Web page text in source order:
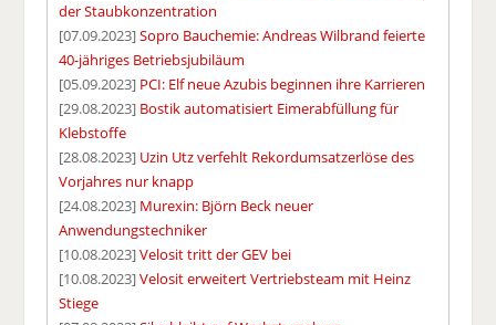
der Staubkonzentration
[07.09.2023]Sopro Bauchemie: Andreas Wilbrand feierte
40-jähriges Betriebsjubiläum
[05.09.2023] PCI: Elf neue Azubis beginnen ihre Karrieren
[29.08.2023] Bostik automatisiert Eimerabfüllung für
Klebstoffe
[28.08.2023] Uzin Utz verfehlt Rekordumsatzerlöse des
Vorjahres nur knapp
[24.08.2023] Murexin: Björn Beck neuer
Anwendungstechniker
[10.08.2023]Velosit tritt der GEV bei
[10.08.2023]Velosit erweitert Vertriebsteam mit Heinz
Stiege